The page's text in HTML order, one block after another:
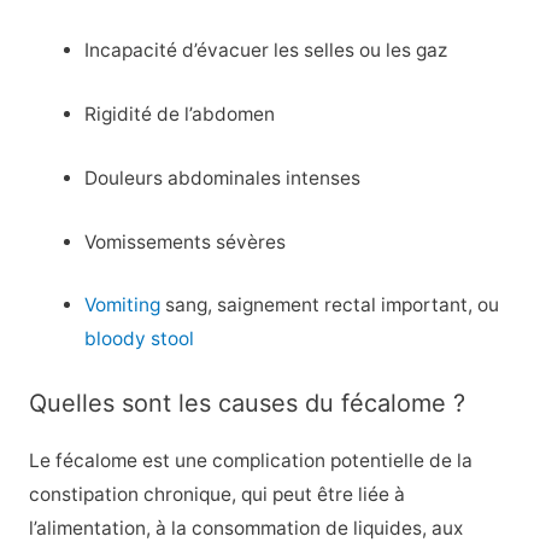
Incapacité d’évacuer les selles ou les gaz
Rigidité de l’abdomen
Douleurs abdominales intenses
Vomissements sévères
Vomiting sang, saignement rectal important, ou
bloody stool
Quelles sont les causes du fécalome ?
Le fécalome est une complication potentielle de la
constipation chronique, qui peut être liée à
l’alimentation, à la consommation de liquides, aux